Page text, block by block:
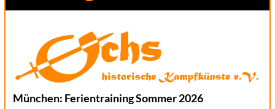
München: Ferientraining Sommer 2026